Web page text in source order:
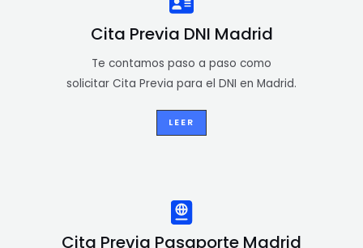
Cita Previa DNI Madrid
Te contamos paso a paso como
solicitar Cita Previa para el DNI en Madrid.
LEER
Cita Previa Pasaporte Madrid